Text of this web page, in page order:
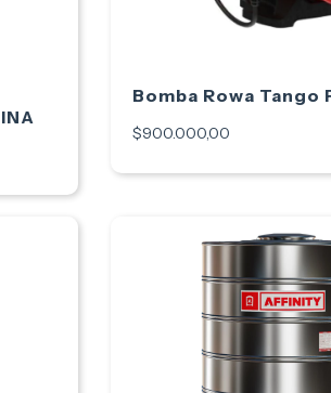
Bomba Rowa Tango
$900.000,00